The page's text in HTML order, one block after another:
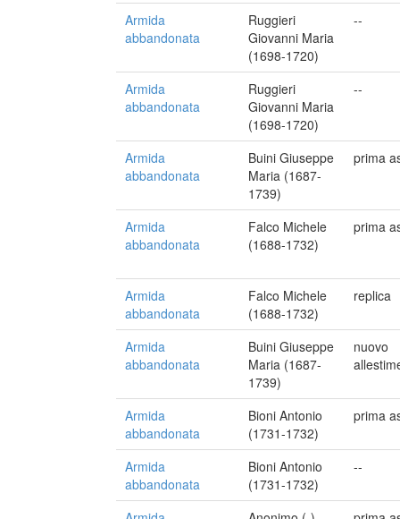
Armida
abbandonata
Ruggieri
Giovanni Maria
(1698-1720)
--
Armida
abbandonata
Ruggieri
Giovanni Maria
(1698-1720)
--
Armida
abbandonata
Buini Giuseppe
Maria (1687-
1739)
prima
Armida
abbandonata
Falco Michele
(1688-1732)
prima
Armida
abbandonata
Falco Michele
(1688-1732)
replica
Armida
abbandonata
Buini Giuseppe
Maria (1687-
1739)
nuovo
Armida
abbandonata
Bioni Antonio
(1731-1732)
prima
Armida
abbandonata
Bioni Antonio
(1731-1732)
--